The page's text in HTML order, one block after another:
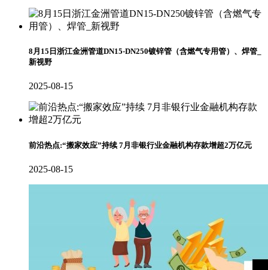
8月15日浙江金洲管道DN15-DN250镀锌管（含燃气专用管）、焊管_
新视野
2025-08-15
前沿热点:“搬家效应”持续 7月非银行业金融机构存款增超2万亿元
2025-08-15